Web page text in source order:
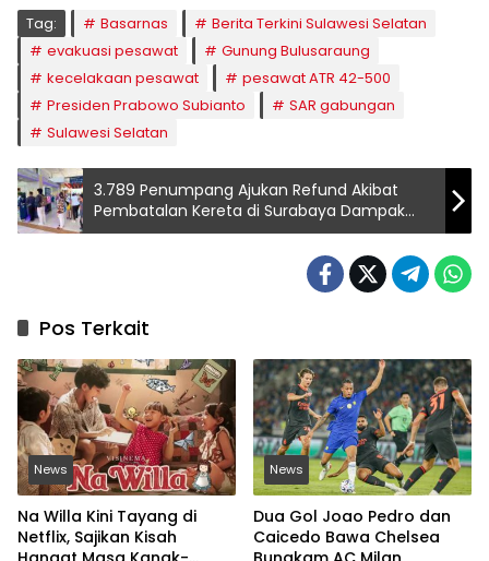
Tag: Basarnas
Berita Terkini Sulawesi Selatan
evakuasi pesawat
Gunung Bulusaraung
kecelakaan pesawat
pesawat ATR 42-500
Presiden Prabowo Subianto
SAR gabungan
Sulawesi Selatan
3.789 Penumpang Ajukan Refund Akibat
Pembatalan Kereta di Surabaya Dampak
Banjir
Pos Terkait
News
Na Willa Kini Tayang di
Netflix, Sajikan Kisah
News
Dua Gol Joao Pedro dan
Caicedo Bawa Chelsea